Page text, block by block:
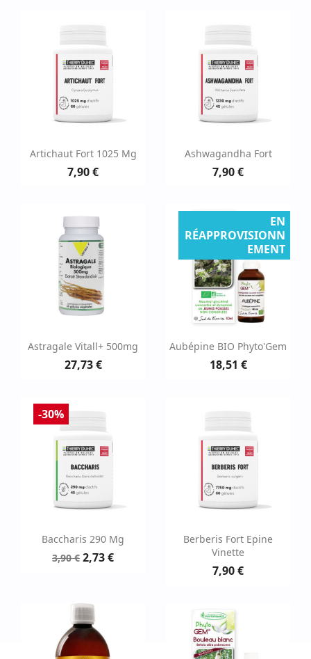
Artichaut Fort 1025 Mg
7,90 €
Ashwagandha Fort
7,90 €
Astragale Vitall+ 500mg
27,73 €
Aubépine BIO Phyto'Gem
18,51 €
EN
RÉAPPROVISIONN
EMENT
Baccharis 290 Mg
3,90 € 2,73 €
-30%
Berberis Fort Epine
Vinette
7,90 €